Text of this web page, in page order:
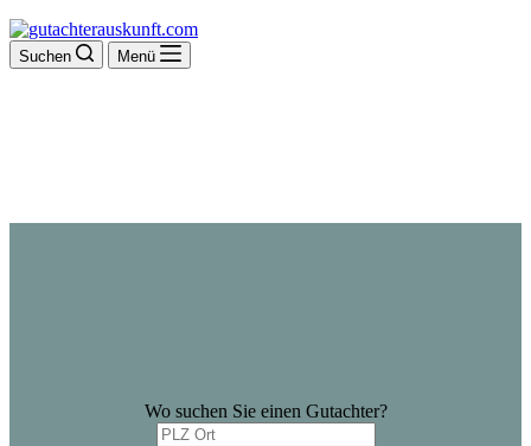
Suchen Menü
Wo suchen Sie einen Gutachter?